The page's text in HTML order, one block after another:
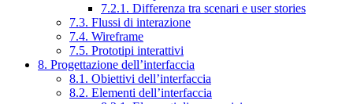
7.2.1. Differenza tra scenari e user stories
7.3. Flussi di interazione
7.4. Wireframe
7.5. Prototipi interattivi
8. Progettazione dell’interfaccia
8.1. Obiettivi dell’interfaccia
8.2. Elementi dell’interfaccia